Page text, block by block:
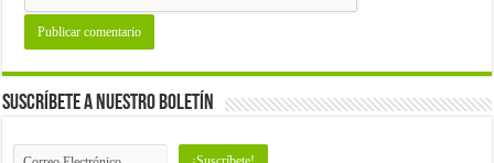
Suscríbete a nuestro Boletín